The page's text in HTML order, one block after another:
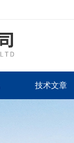
技术文章